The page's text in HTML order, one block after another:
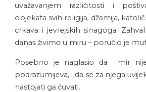
uvažavanjem različitosti i
objekata svih religija, džamija,
crkava i jevrejskih sinagoga.
danas živimo u miru – poručio je
Posebno je naglasio da mir
podrazumijeva, i da se za njega
nastojati ga čuvati.